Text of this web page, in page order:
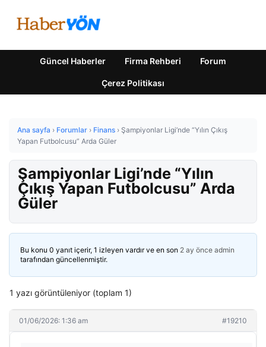
Güncel Haberler Firma Rehberi Forum
Çerez Politikası
Ana sayfa › Forumlar › Finans › Şampiyonlar Ligi’nde “Yılın Çıkış
Yapan Futbolcusu” Arda Güler
Şampiyonlar Ligi’nde “Yılın
Çıkış Yapan Futbolcusu” Arda
Güler
Bu konu 0 yanıt içerir, 1 izleyen vardır ve en son 2 ay önce admin
tarafından güncellenmiştir.
1 yazı görüntüleniyor (toplam 1)
01/06/2026: 1:36 am #19210